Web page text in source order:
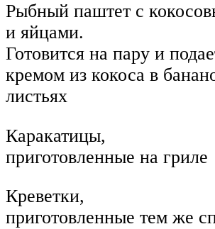
Рыбный паштет с
и яйцами.
Готовится на пару и
кремом из кокоса в
листьях
Каракатицы,
приготовленные на гриле
Креветки,
приготовленные тем же